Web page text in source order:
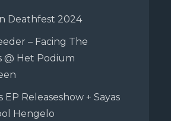
Deathfest 2024
– Facing The
@ Het Podium
EP Releaseshow + Sayas
Hengelo